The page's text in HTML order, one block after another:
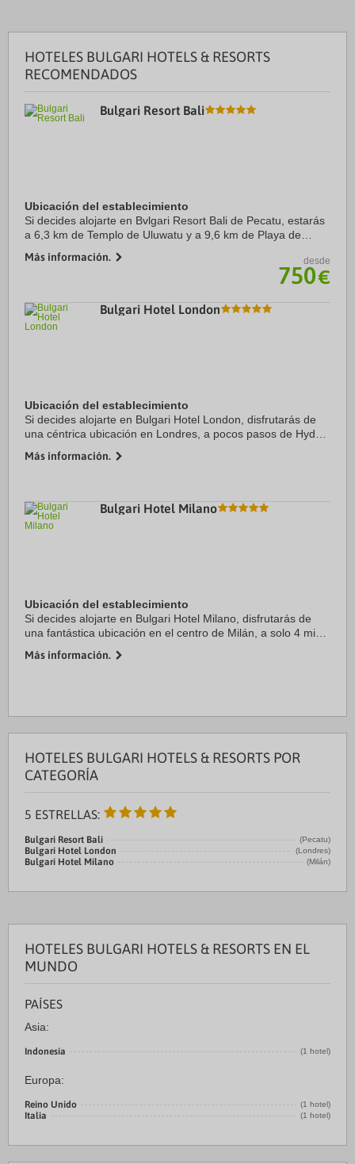
HOTELES BULGARI HOTELS & RESORTS
RECOMENDADOS
Bulgari Resort Bali
Ubicación del establecimiento
Si decides alojarte en Bvlgari Resort Bali de Pecatu, estarás
a 6,3 km de Templo de Uluwatu y a 9,6 km de Playa de
10,2 km de Playa Jimbaran y a 16,7 ...
Más información. desde
750€
Bulgari Hotel London
Ubicación del establecimiento
Si decides alojarte en Bulgari Hotel London, disfrutarás de
una céntrica ubicación en Londres, a pocos pasos de Hyde
Además, este hotel para ...
Más información.
Bulgari Hotel Milano
Ubicación del establecimiento
Si decides alojarte en Bulgari Hotel Milano, disfrutarás de
una fantástica ubicación en el centro de Milán, a solo 4 min
Duomo. Además, este hotel ...
Más información.
HOTELES BULGARI HOTELS & RESORTS POR
CATEGORÍA
5 ESTRELLAS:
Bulgari Resort Bali (Pecatu)
Bulgari Hotel London (Londres)
Bulgari Hotel Milano (Milán)
HOTELES BULGARI HOTELS & RESORTS EN EL
MUNDO
PAÍSES
Asia:
Indonesia (1 hotel)
Europa:
Reino Unido (1 hotel)
Italia (1 hotel)